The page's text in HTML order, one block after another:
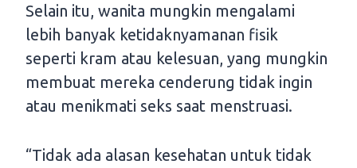
Selain itu, wanita mungkin mengalami
lebih banyak ketidaknyamanan fisik
seperti kram atau kelesuan, yang mungkin
membuat mereka cenderung tidak ingin
atau menikmati seks saat menstruasi.
“Tidak ada alasan kesehatan untuk tidak